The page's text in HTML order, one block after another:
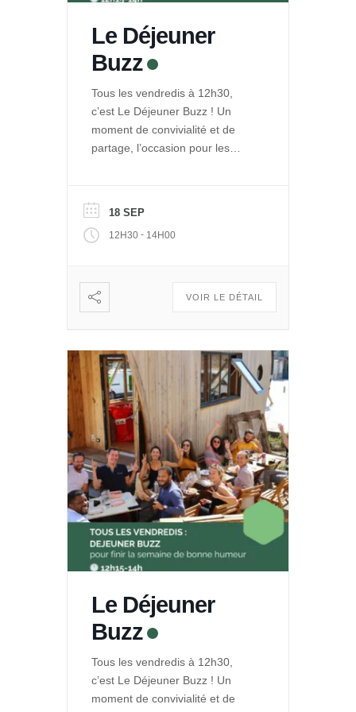
Le Déjeuner
Buzz
Tous les vendredis à 12h30,
c’est Le Déjeuner Buzz ! Un
moment de convivialité et de
partage, l’occasion pour les
autour d’un repas. Et pour le
public de découvrir les projets
engagés qui se développent
: […]
18 SEP
12H30 - 14H00
VOIR LE DÉTAIL
Le Déjeuner
Buzz
Tous les vendredis à 12h30,
c’est Le Déjeuner Buzz ! Un
moment de convivialité et de